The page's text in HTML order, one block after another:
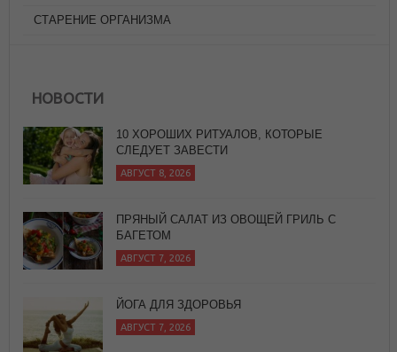
СТАРЕНИЕ ОРГАНИЗМА
НОВОСТИ
ПРЯНЫЙ САЛАТ ИЗ ОВОЩЕЙ ГРИЛЬ С
БАГЕТОМ
АВГУСТ 7, 2026
ЙОГА ДЛЯ ЗДОРОВЬЯ
АВГУСТ 7, 2026
ЖАРЕНЫЙ РИС
АВГУСТ 8, 2026